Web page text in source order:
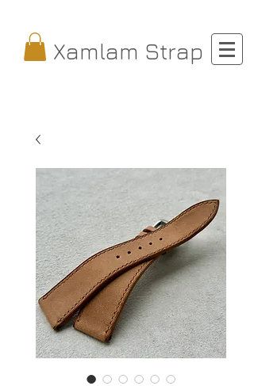
Xamlam Strap